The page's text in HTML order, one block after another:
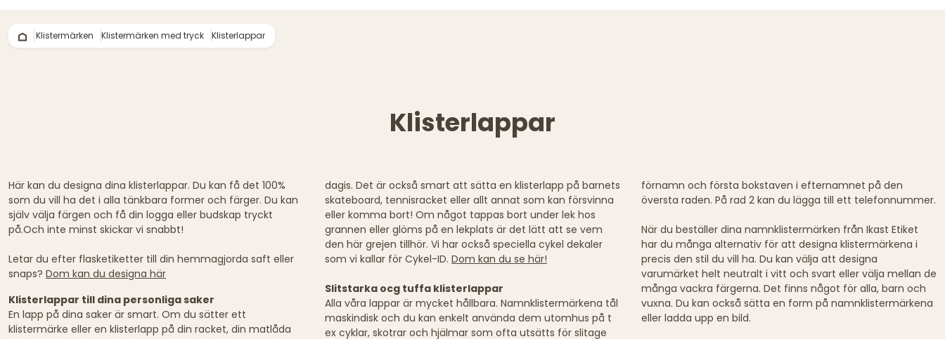
Klistermärken Klistermärken med tryck Klisterlappar
Klisterlappar
Här kan du designa dina klisterlappar. Du kan få det 100%
som du vill ha det i alla tänkbara former och färger. Du kan
själv välja färgen och få din logga eller budskap tryckt
på.Och inte minst skickar vi snabbt!
Letar du efter flasketiketter till din hemmagjorda saft eller
snaps? Dom kan du designa här
Klisterlappar till dina personliga saker
En lapp på dina saker är smart. Om du sätter ett
klistermärke eller en klisterlapp på din racket, din matlåda
dagis. Det är också smart att sätta en klisterlapp på barnets
skateboard, tennisracket eller allt annat som kan försvinna
eller komma bort! Om något tappas bort under lek hos
grannen eller glöms på en lekplats är det lätt att se vem
den här grejen tillhör. Vi har också speciella cykel dekaler
som vi kallar för Cykel-ID. Dom kan du se här!
Slitstarka ocg tuffa klisterlappar
Alla våra lappar är mycket hållbara. Namnklistermärkena tål
maskindisk och du kan enkelt använda dem utomhus på t
ex cyklar, skotrar och hjälmar som ofta utsätts för slitage
förnamn och första bokstaven i efternamnet på den
översta raden. På rad 2 kan du lägga till ett telefonnummer.
När du beställer dina namnklistermärken från Ikast Etiket
har du många alternativ för att designa klistermärkena i
precis den stil du vill ha. Du kan välja att designa
varumärket helt neutralt i vitt och svart eller välja mellan de
många vackra färgerna. Det finns något för alla, barn och
vuxna. Du kan också sätta en form på namnklistermärkena
eller ladda upp en bild.